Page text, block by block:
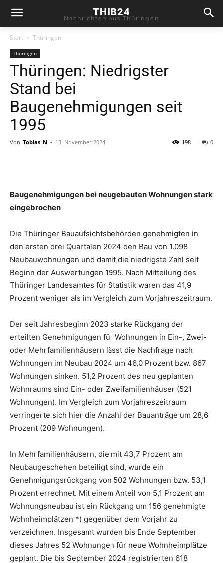
THIB24
Nachrichten aus Thüringen
Start Thüringen
Thüringen
Thüringen: Niedrigster
Stand bei
Baugenehmigungen seit
1995
Von Tobias_N - 13. November 2024 0
198
Baugenehmigungen bei neugebauten Wohnungen stark
eingebrochen
Die Thüringer Bauaufsichtsbehörden genehmigten in
den ersten drei Quartalen 2024 den Bau von 1.098
Neubauwohnungen und damit die niedrigste Zahl seit
Beginn der Auswertungen 1995. Nach Mitteilung des
Thüringer Landesamtes für Statistik waren das 41,9
Prozent weniger als im Vergleich zum Vorjahreszeitraum.
Der seit Jahresbeginn 2023 starke Rückgang der
erteilten Genehmigungen für Wohnungen in Ein-, Zwei-
oder Mehrfamilienhäusern lässt die Nachfrage nach
Wohnungen im Neubau 2024 um 46,0 Prozent bzw. 867
Wohnungen sinken. 51,2 Prozent des neu geplanten
Wohnraums sind Ein- oder Zweifamilienhäuser (521
Wohnungen). Im Vergleich zum Vorjahreszeitraum
verringerte sich hier die Anzahl der Bauanträge um 28,6
Prozent (209 Wohnungen).
In Mehrfamilienhäusern, die mit 43,7 Prozent am
Neubaugeschehen beteiligt sind, wurde ein
Genehmigungsrückgang von 502 Wohnungen bzw. 53,1
Prozent errechnet. Mit einem Anteil von 5,1 Prozent am
Wohnungsneubau ist ein Rückgang um 156 genehmigte
Wohnheimplätzen *) gegenüber dem Vorjahr zu
verzeichnen. Insgesamt wurden bis Ende September
dieses Jahres 52 Wohnungen für neue Wohnheimplätze
geplant. Die bis September 2024 registrierten 618